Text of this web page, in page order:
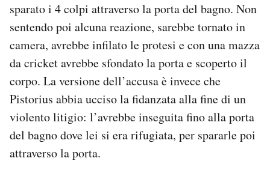
sparato i 4 colpi attraverso la porta del bagno. Non
sentendo poi alcuna reazione, sarebbe tornato in
camera, avrebbe infilato le protesi e con una mazza
da cricket avrebbe sfondato la porta e scoperto il
corpo. La versione dell’accusa è invece che
Pistorius abbia ucciso la fidanzata alla fine di un
violento litigio: l’avrebbe inseguita fino alla porta
del bagno dove lei si era rifugiata, per spararle poi
attraverso la porta.